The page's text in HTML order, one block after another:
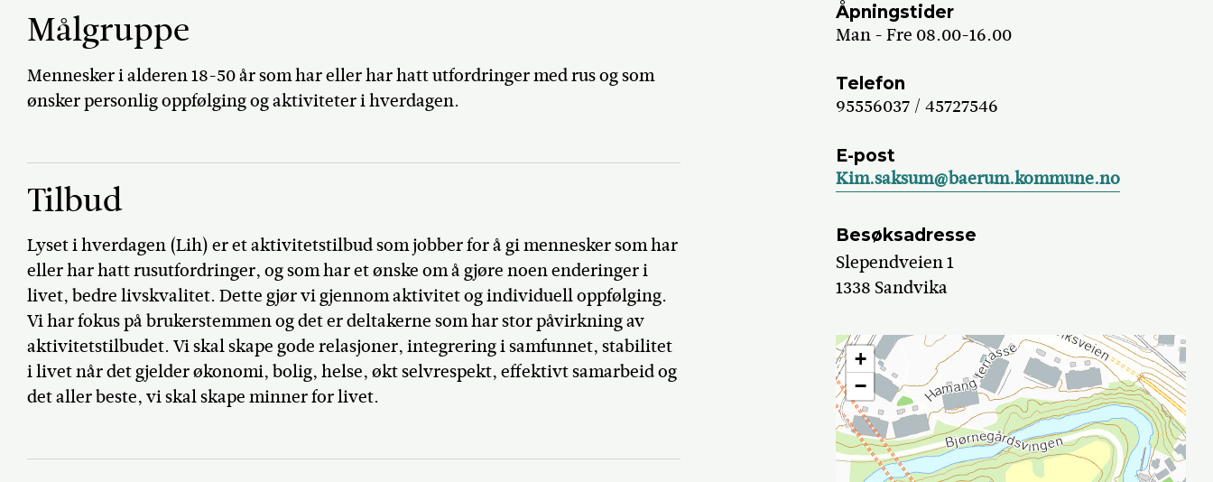
Målgruppe
Mennesker i alderen 18-50 år som har eller har hatt utfordringer med rus og som
ønsker personlig oppfølging og aktiviteter i hverdagen.
Tilbud
Lyset i hverdagen (Lih) er et aktivitetstilbud som jobber for å gi mennesker som har
eller har hatt rusutfordringer, og som har et ønske om å gjøre noen enderinger i
livet, bedre livskvalitet. Dette gjør vi gjennom aktivitet og individuell oppfølging.
Vi har fokus på brukerstemmen og det er deltakerne som har stor påvirkning av
aktivitetstilbudet. Vi skal skape gode relasjoner, integrering i samfunnet, stabilitet
i livet når det gjelder økonomi, bolig, helse, økt selvrespekt, effektivt samarbeid og
det aller beste, vi skal skape minner for livet.
Åpningstider
Man - Fre 08.00-16.00
Telefon
95556037 / 45727546
E-post
Kim.saksum@baerum.kommune.no
Besøksadresse
Slependveien 1
1338 Sandvika
+
−